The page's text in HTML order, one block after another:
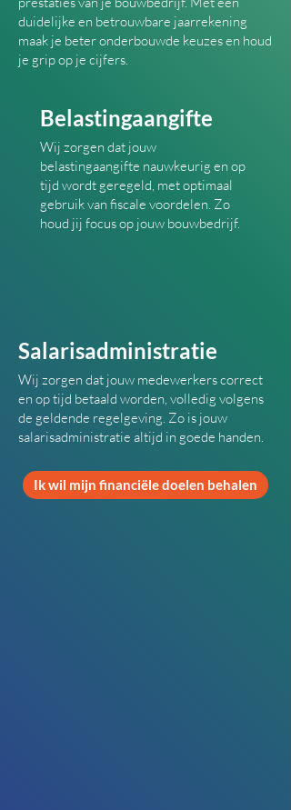
duidelijke en betrouwbare jaarrekening
maak je beter onderbouwde keuzes en houd
je grip op je cijfers.
Belastingaangifte
Wij zorgen dat jouw
belastingaangifte nauwkeurig en op
tijd wordt geregeld, met optimaal
gebruik van fiscale voordelen. Zo
houd jij focus op jouw bouwbedrijf.
Salarisadministratie
Wij zorgen dat jouw medewerkers correct
en op tijd betaald worden, volledig volgens
de geldende regelgeving. Zo is jouw
salarisadministratie altijd in goede handen.
Ik wil mijn financiële doelen behalen